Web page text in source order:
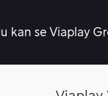
kan se Viaplay